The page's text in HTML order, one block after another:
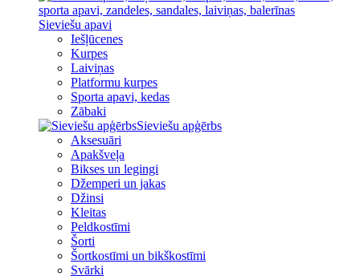
Sieviešu apavi
Iešļūcenes
Kurpes
Laiviņas
Platformu kurpes
Sporta apavi, kedas
Zābaki
Sieviešu apģērbs
Aksesuāri
Apakšveļa
Bikses un legingi
Džemperi un jakas
Džinsi
Kleitas
Peldkostīmi
Šorti
Šortkostīmi un bikškostīmi
Svārki